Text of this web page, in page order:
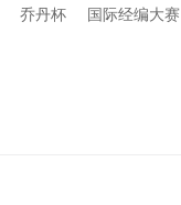
乔丹杯 国际经编大赛